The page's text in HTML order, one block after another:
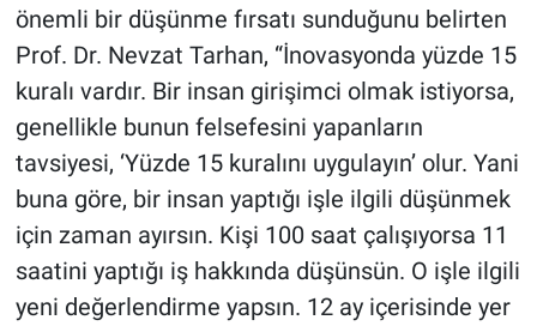
önemli bir düşünme fırsatı sunduğunu belirten
Prof. Dr. Nevzat Tarhan, “İnovasyonda yüzde 15
kuralı vardır. Bir insan girişimci olmak istiyorsa,
genellikle bunun felsefesini yapanların
tavsiyesi, ‘Yüzde 15 kuralını uygulayın’ olur. Yani
buna göre, bir insan yaptığı işle ilgili düşünmek
için zaman ayırsın. Kişi 100 saat çalışıyorsa 11
saatini yaptığı iş hakkında düşünsün. O işle ilgili
yeni değerlendirme yapsın. 12 ay içerisinde yer